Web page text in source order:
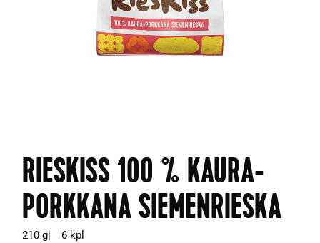
RIESKISS 100 % KAURA-
PORKKANA SIEMENRIESKA
210 g 6 kpl